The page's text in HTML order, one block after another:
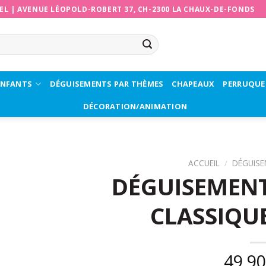
|AVENUE LÉOPOLD-ROBERT 37, CH-2300 LA CHAUX-DE-FONDS
DÉGUISEMENTS PAR THÈMES CHAPEAUX
DÉCORATION/ANIMATION
ACCUEIL /